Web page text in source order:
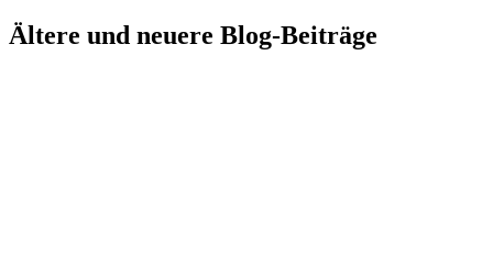
Ältere und neuere Blog-Beiträge